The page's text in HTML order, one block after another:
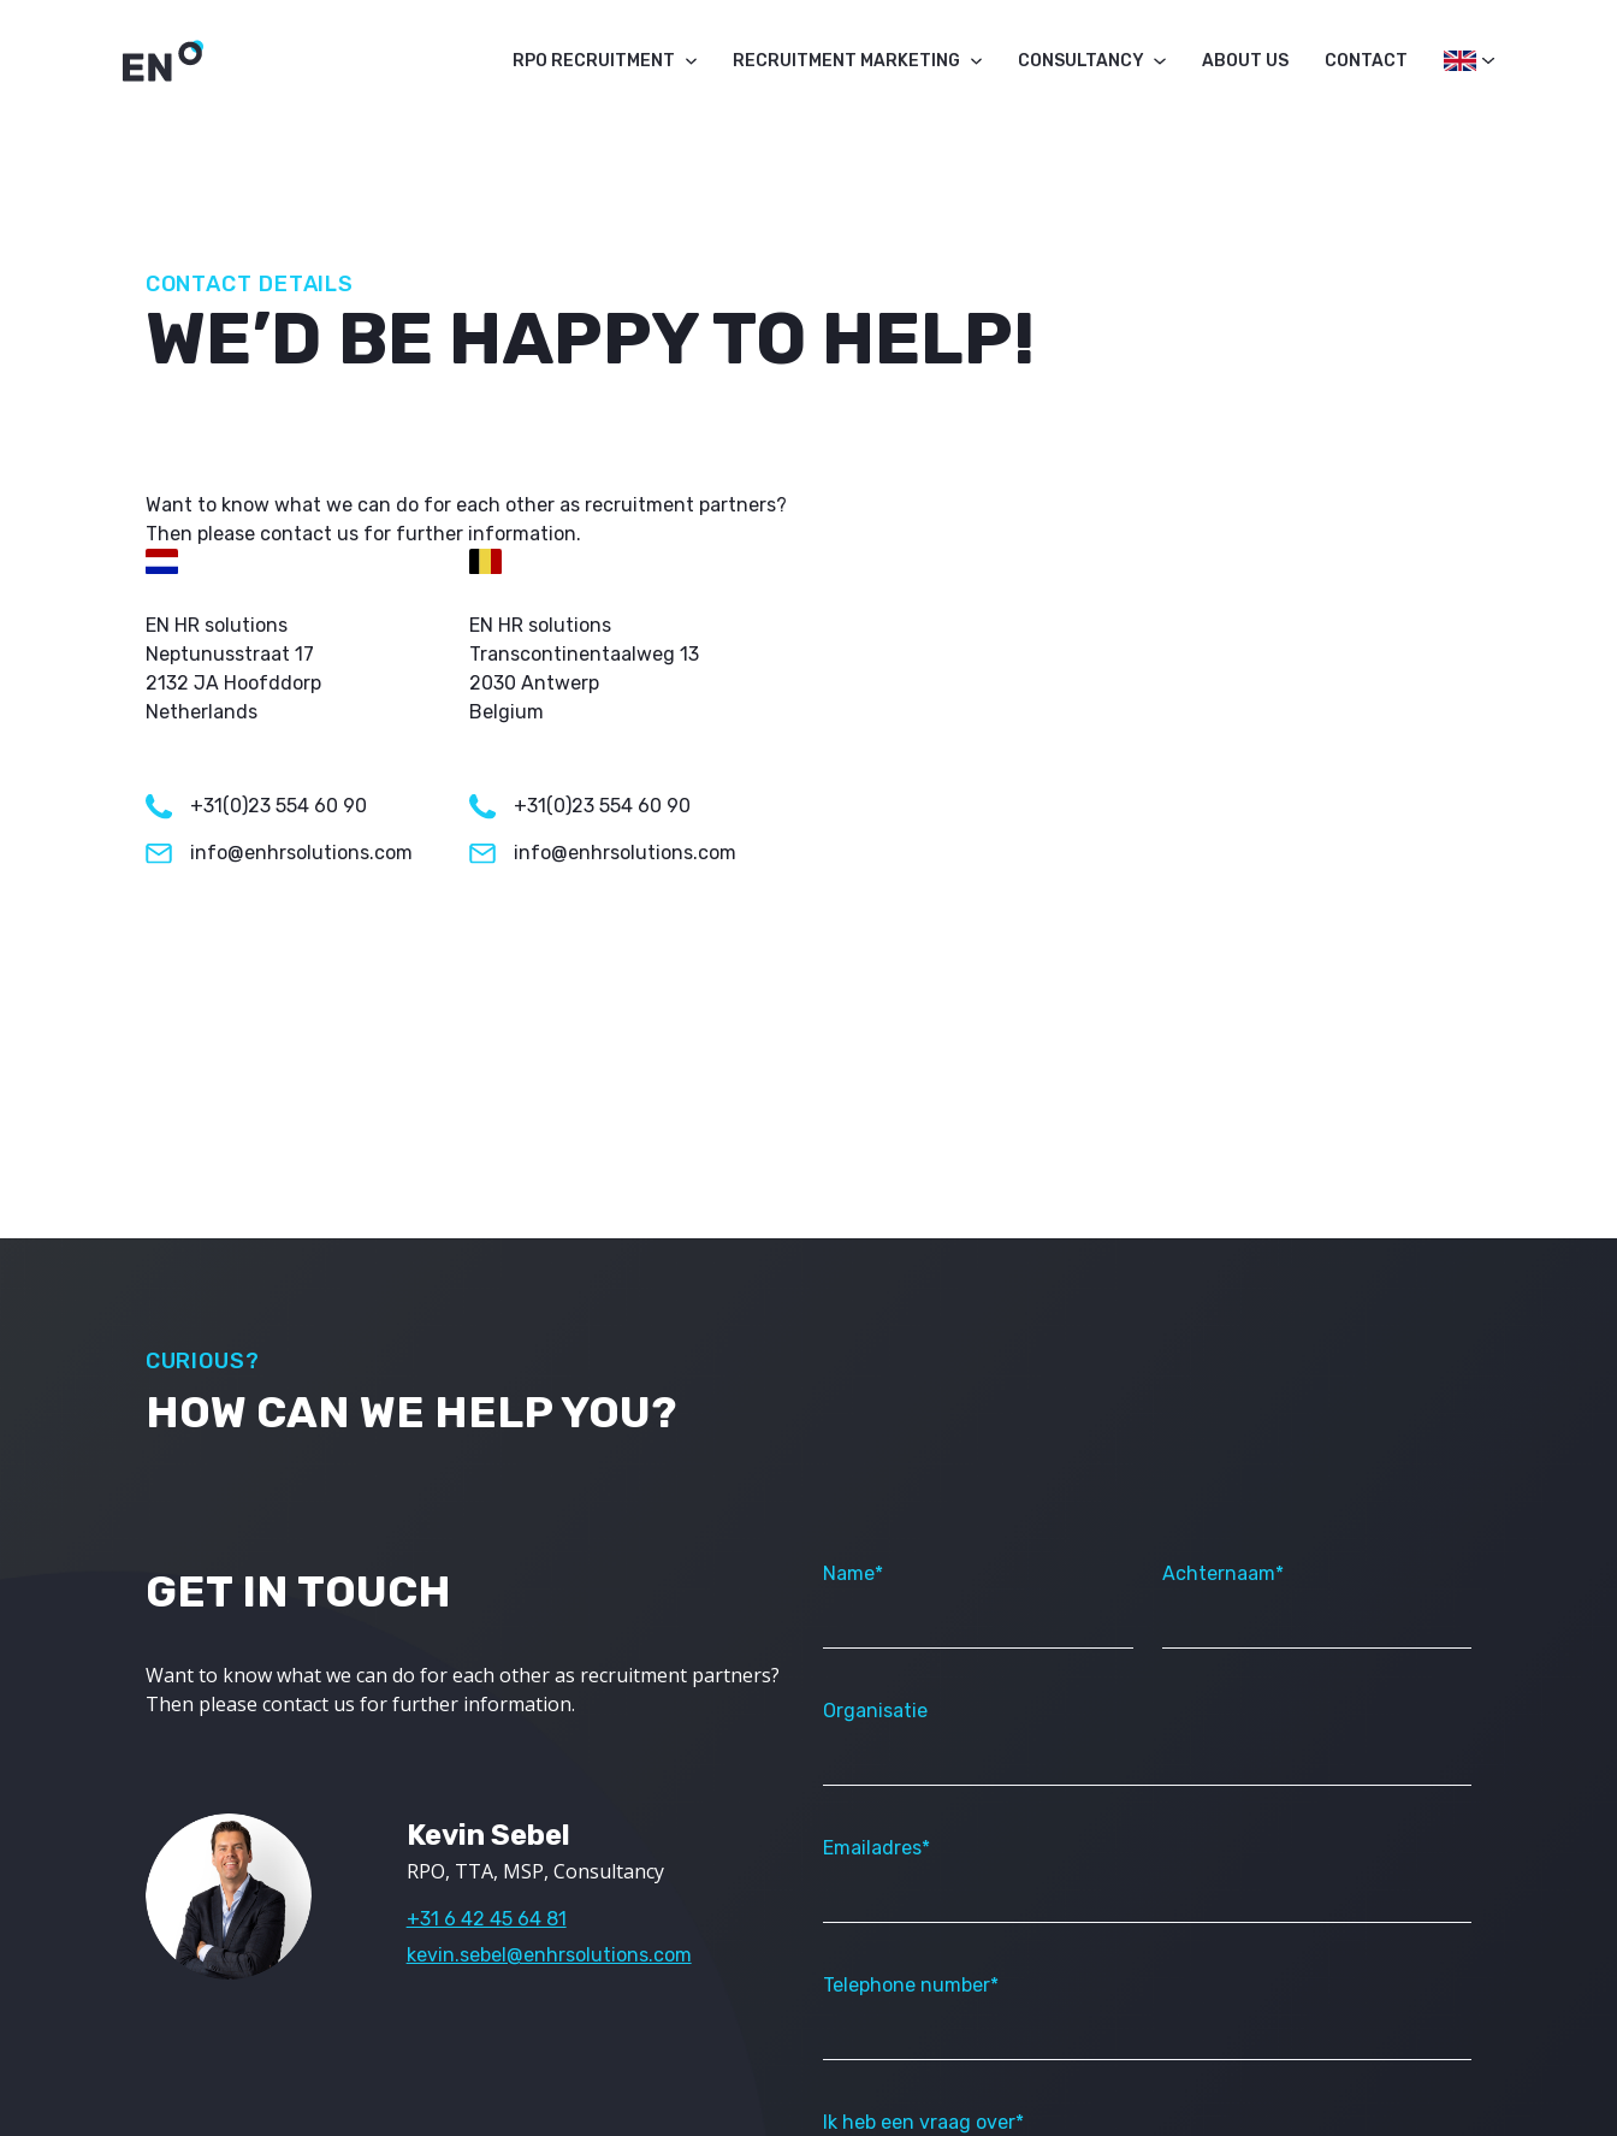
RPO RECRUITMENT RECRUITMENT MARKETING CONSULTANCY ABOUT US CONTACT
CONTACT DETAILS
WE’D BE HAPPY TO HELP!
Want to know what we can do for each other as recruitment partners?
Then please contact us for further information.
EN HR solutions
Neptunusstraat 17
2132 JA Hoofddorp
Netherlands
+31(0)23 554 60 90
info@enhrsolutions.com
EN HR solutions
Transcontinentaalweg 13
2030 Antwerp
Belgium
+31(0)23 554 60 90
info@enhrsolutions.com
CURIOUS?
HOW CAN WE HELP YOU?
GET IN TOUCH
Want to know what we can do for each other as recruitment partners?
Then please contact us for further information.
Kevin Sebel
RPO, TTA, MSP, Consultancy
+31 6 42 45 64 81
kevin.sebel@enhrsolutions.com
Name* Achternaam*
Organisatie
Emailadres*
Telephone number*
Ik heb een vraag over*